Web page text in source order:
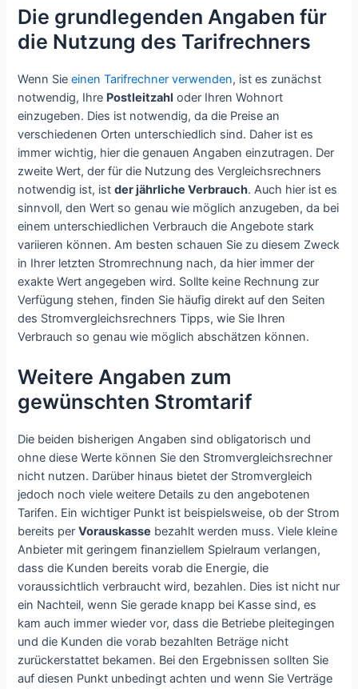
Die grundlegenden Angaben für
die Nutzung des Tarifrechners
Wenn Sieeinen Tarifrechner verwenden, ist es zunächst
notwendig, Ihre Postleitzahl oder Ihren Wohnort
einzugeben. Dies ist notwendig, da die Preise an
verschiedenen Orten unterschiedlich sind. Daher ist es
immer wichtig, hier die genauen Angaben einzutragen. Der
zweite Wert, der für die Nutzung des Vergleichsrechners
notwendig ist, istder jährliche Verbrauch. Auch hier ist es
sinnvoll, den Wert so genau wie möglich anzugeben, da bei
einem unterschiedlichen Verbrauch die Angebote stark
variieren können. Am besten schauen Sie zu diesem Zweck
in Ihrer letzten Stromrechnung nach, da hier immer der
exakte Wert angegeben wird. Sollte keine Rechnung zur
Verfügung stehen, finden Sie häufig direkt auf den Seiten
des Stromvergleichsrechners Tipps, wie Sie Ihren
Verbrauch so genau wie möglich abschätzen können.
Weitere Angaben zum
gewünschten Stromtarif
Die beiden bisherigen Angaben sind obligatorisch und
ohne diese Werte können Sie den Stromvergleichsrechner
nicht nutzen. Darüber hinaus bietet der Stromvergleich
jedoch noch viele weitere Details zu den angebotenen
Tarifen. Ein wichtiger Punkt ist beispielsweise, ob der Strom
bereits perVorauskasse bezahlt werden muss. Viele kleine
Anbieter mit geringem finanziellem Spielraum verlangen,
dass die Kunden bereits vorab die Energie, die
voraussichtlich verbraucht wird, bezahlen. Dies ist nicht nur
ein Nachteil, wenn Sie gerade knapp bei Kasse sind, es
kam auch immer wieder vor, dass die Betriebe pleitegingen
und die Kunden die vorab bezahlten Beträge nicht
zurückerstattet bekamen. Bei den Ergebnissen sollten Sie
auf diesen Punkt unbedingt achten und wenn Sie Verträge